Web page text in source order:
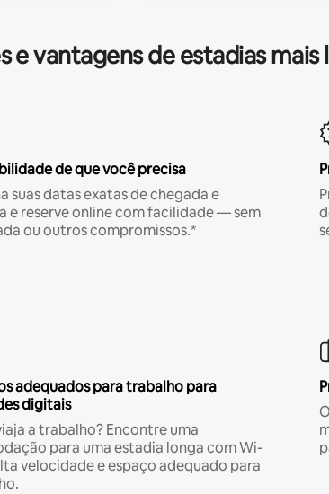
e vantagens de estadias mais
de que você precisa
suas datas exatas de chegada e
e reserve online com facilidade — sem
ou outros compromissos.*
adequados para trabalho para
digitais
a trabalho? Encontre uma
para uma estadia longa com Wi-
velocidade e espaço adequado para